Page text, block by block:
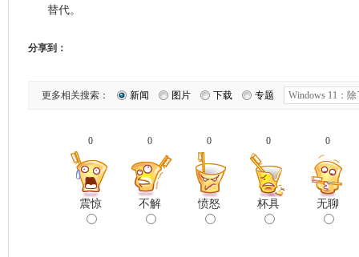
替代。
分享到：
更多相关搜索： 新闻 图片 下载 专题
0
震惊
0
不解
0
愤怒
0
杯具
0
无聊